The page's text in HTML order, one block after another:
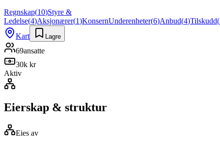
Regnskap(10)Styre &
Ledelse(4)Aksjonærer(1)KonsernUnderenheter(6)Anbud(4)Tilskudd(
Kart
Lagre
69ansatte
30k kr
Aktiv
Eierskap & struktur
Eies av